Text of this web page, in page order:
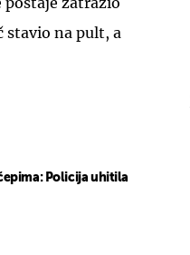
stavio na pult, a
Policija uhitila